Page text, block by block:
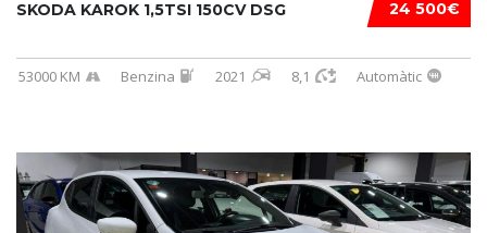
24 500€
SKODA KAROK 1,5TSI 150CV DSG
53000 KM Benzina 2021 8,1 Automàtic